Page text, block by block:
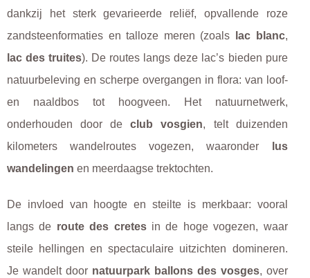
dankzij het sterk gevarieerde reliëf, opvallende roze
zandsteenformaties en talloze meren (zoals
lac blanc,
lac des truites). De routes langs deze lac’s bieden pure
natuurbeleving en scherpe overgangen in flora: van loof-
en naaldbos tot hoogveen. Het natuurnetwerk,
onderhouden door declub vosgien, telt duizenden
kilometers wandelroutes vogezen, waaronder
lus
wandelingen en meerdaagse trektochten.
De invloed van hoogte en steilte is merkbaar: vooral
langs de route des cretesin de hoge vogezen, waar
steile hellingen en spectaculaire uitzichten domineren.
Je wandelt door natuurpark ballons des vosges, over